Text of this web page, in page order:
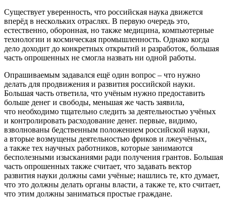
Существует уверенность, что российская наука движется
вперёд в нескольких отраслях. В первую очередь это,
естественно, оборонная, но также медицина, компьютерные
технологии и космическая промышленность. Однако когда
дело доходит до конкретных открытий и разработок, большая
часть опрошенных не смогла назвать ни одной работы.
Опрашиваемым задавался ещё один вопрос – что нужно
делать для продвижения и развития российской науки.
Большая часть ответила, что учёным нужно предоставить
больше денег и свободы, меньшая же часть заявила,
что необходимо тщательно следить за деятельностью учёных
и контролировать расходование денег. первые, видимо,
взволнованы бедственным положением российской науки,
а вторые возмущены деятельностью фриков и лжеучёных,
а также тех научных работников, которые занимаются
бесполезными изысканиями ради получения грантов. Большая
часть опрошенных также считает, что задавать вектор
развития науки должны сами учёные; нашлись те, кто думает,
что это должны делать органы власти, а также те, кто считает,
что этим должны заниматься простые граждане.